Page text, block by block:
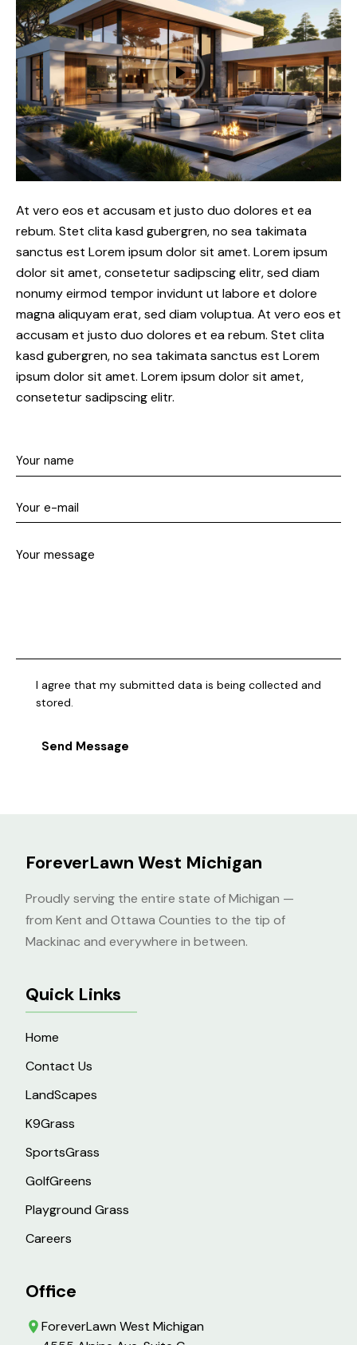
At vero eos et accusam et justo duo dolores et ea
rebum. Stet clita kasd gubergren, no sea takimata
sanctus est Lorem ipsum dolor sit amet. Lorem ipsum
dolor sit amet, consetetur sadipscing elitr, sed diam
nonumy eirmod tempor invidunt ut labore et dolore
magna aliquyam erat, sed diam voluptua. At vero eos et
accusam et justo duo dolores et ea rebum. Stet clita
kasd gubergren, no sea takimata sanctus est Lorem
ipsum dolor sit amet. Lorem ipsum dolor sit amet,
consetetur sadipscing elitr.
I agree that my submitted data is being collected and
stored.
Send Message
ForeverLawn West Michigan
Proudly serving the entire state of Michigan —
from Kent and Ottawa Counties to the tip of
Mackinac and everywhere in between.
Quick Links
Home
Contact Us
LandScapes
K9Grass
SportsGrass
GolfGreens
Playground Grass
Careers
Office
ForeverLawn West Michigan